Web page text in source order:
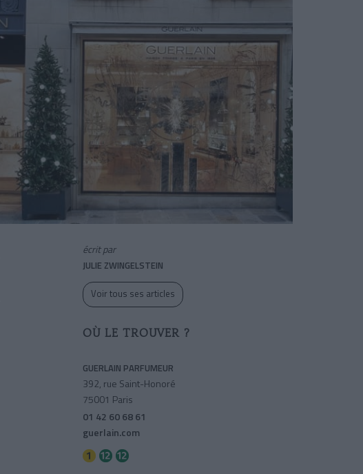
écrit par
JULIE ZWINGELSTEIN
Voir tous ses articles
OÙ LE TROUVER ?
GUERLAIN PARFUMEUR
392, rue Saint-Honoré
75001 Paris
01 42 60 68 61
guerlain.com